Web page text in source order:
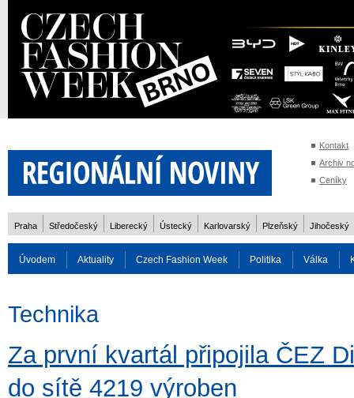
Kontakt
Archiv
Ceníky
Praha Středočeský Liberecký Ústecký Karlovarský Plzeňský Jihočeský
Úvodem Aktuality Czech Fashion Week Politika Válka
Technika
Za první kvartál připojila ČEZ
do sítě 4219 výroben